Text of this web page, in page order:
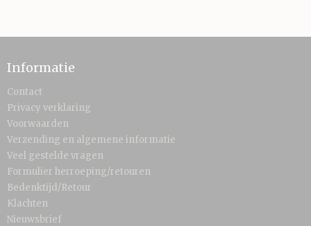
Informatie
Contact
Privacy verklaring
Voorwaarden
Verzending en algemene informatie
Veel gestelde vragen
Formulier herroeping/retouren
Bedenktijd/Retour
Klachten
Nieuwsbrief